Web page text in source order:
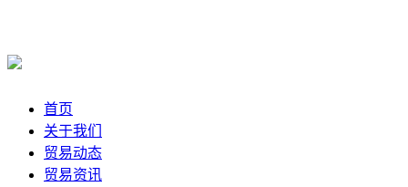
首页
关于我们
贸易动态
贸易资讯